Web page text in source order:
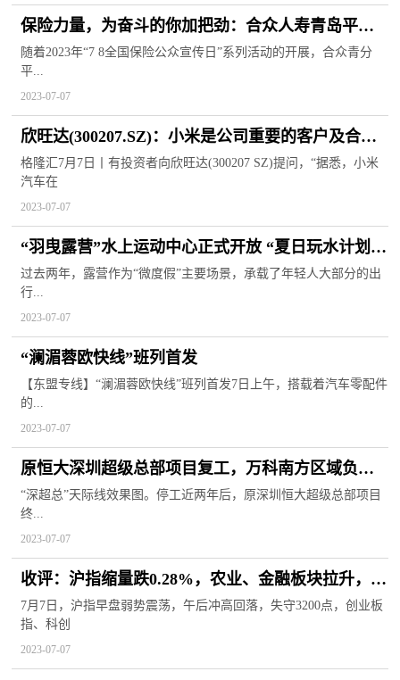
保险力量，为奋斗的你加把劲：合众人寿青岛平度
营服组织开展7.8健步“向上走”活动
随着2023年“7 8全国保险公众宣传日”系列活动的开展，合众青分
平...
2023-07-07
欣旺达(300207.SZ)：小米是公司重要的客户及合作
伙伴
格隆汇7月7日丨有投资者向欣旺达(300207 SZ)提问，“据悉，小米
汽车在
2023-07-07
“羽曳露营”水上运动中心正式开放 “夏日玩水计划”
从桨板开始
过去两年，露营作为“微度假”主要场景，承载了年轻人大部分的出
行...
2023-07-07
“澜湄蓉欧快线”班列首发
【东盟专线】“澜湄蓉欧快线”班列首发7日上午，搭载着汽车零配件
的...
2023-07-07
原恒大深圳超级总部项目复工，万科南方区域负责
代建
“深超总”天际线效果图。停工近两年后，原深圳恒大超级总部项目
终...
2023-07-07
收评：沪指缩量跌0.28%，农业、金融板块拉升，人
工智能概念等下挫
7月7日，沪指早盘弱势震荡，午后冲高回落，失守3200点，创业板
指、科创
2023-07-07